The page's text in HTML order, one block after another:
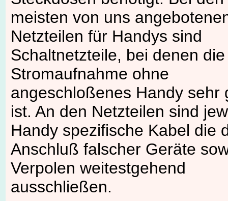
meisten von uns
Netzteilen für Handys sind
Schaltnetzteile, bei denen die
Stromaufnahme ohne
angeschloßenes Handy sehr
ist. An den Netzteilen sind
Handy spezifische Kabel die
Anschluß falscher Geräte
Verpolen weitestgehend
ausschließen.